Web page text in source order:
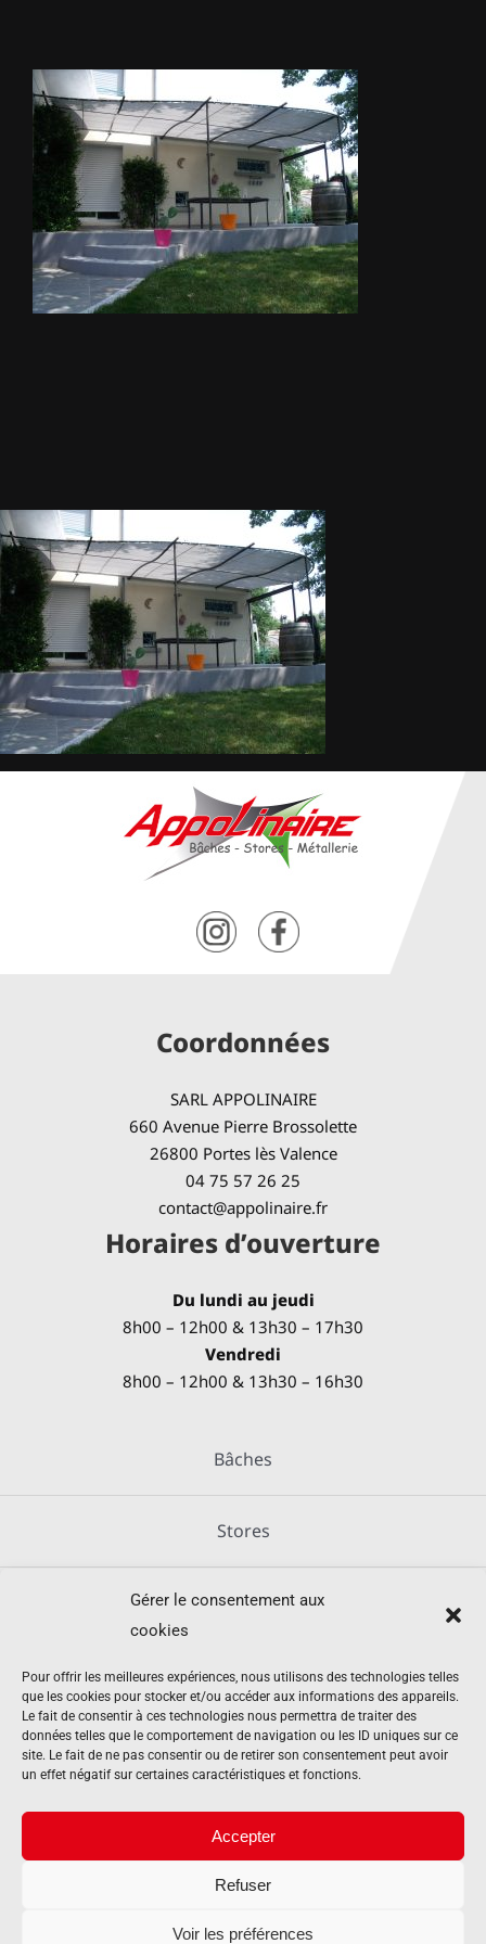
Gérer le consentement aux
cookies
Pour offrir les meilleures expériences, nous utilisons des technologies telles
que les cookies pour stocker et/ou accéder aux informations des appareils.
Le fait de consentir à ces technologies nous permettra de traiter des
données telles que le comportement de navigation ou les ID uniques sur ce
site. Le fait de ne pas consentir ou de retirer son consentement peut avoir
un effet négatif sur certaines caractéristiques et fonctions.
Accepter
Refuser
Voir les préférences
METALLERIE
ÉQUIPEMENTS AGRICOLES
CONTACT
Coordonnées
SARL APPOLINAIRE
660 Avenue Pierre Brossolette
26800 Portes lès Valence
04 75 57 26 25
contact@appolinaire.fr
Horaires d’ouverture
Du lundi au jeudi
8h00 – 12h00 & 13h30 – 17h30
Vendredi
8h00 – 12h00 & 13h30 – 16h30
Bâches
Stores
Métallerie
Équipements agricoles
Mentions légales
Politique de cookies (UE)
Contact